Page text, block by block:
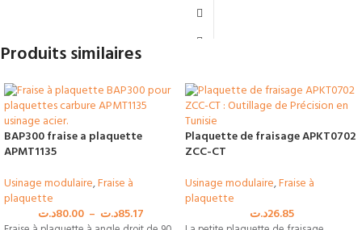
de la plaquette VCMT 1604 sous de
fortes pressions de coupe.
trous bruts et les passes de finition
miroirs avec le même porte-outil.
Usinage multi-matières : Idéal pour
l'alésage intensif des aciers
alliages d'aluminium aéronautiques.
Disponibilité Tunisie :
professionnel en stock chez Epi
Produits similaires
BAP300 fraise a plaquette
APMT1135
Usinage modulaire,Fraise à
plaquette
80.00د.ت – 85.17د.ت
Plaquette de fraisage APKT0702
ZCC-CT
Usinage modulaire,Fraise à
plaquette
26.85د.ت